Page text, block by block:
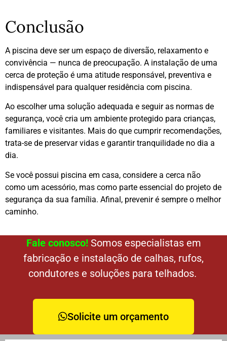
Conclusão
A piscina deve ser um espaço de diversão, relaxamento e
convivência — nunca de preocupação. A instalação de uma
cerca de proteção é uma atitude responsável, preventiva e
indispensável para qualquer residência com piscina.
Ao escolher uma solução adequada e seguir as normas de
segurança, você cria um ambiente protegido para crianças,
familiares e visitantes. Mais do que cumprir recomendações,
trata-se de preservar vidas e garantir tranquilidade no dia a
dia.
Se você possui piscina em casa, considere a cerca não
como um acessório, mas como parte essencial do projeto de
segurança da sua família. Afinal, prevenir é sempre o melhor
caminho.
Fale conosco! Somos especialistas em
fabricação e instalação de calhas, rufos,
condutores e soluções para telhados.
Solicite um orçamento